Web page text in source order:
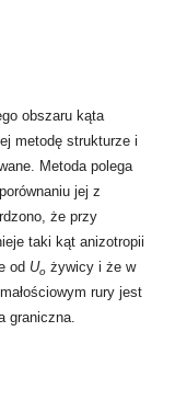
obszaru kąta
metodę strukturze i
Metoda polega
jej z
że przy
taki kąt anizotropii
od Uo żywicy i że w
rury jest
graniczna.